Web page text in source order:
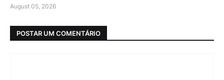
August 05, 2026
POSTAR UM COMENTÁRIO